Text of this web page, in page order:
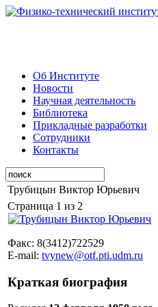
Об Институте
Новости
Научная деятельность
Библиотека
Прикладные разработки
Сотрудники
Контакты
Трубицын Виктор Юрьевич
Страница 1 из 2
Факс: 8(3412)722529
E-mail: tvynew@otf.pti.udm.ru
Краткая биография